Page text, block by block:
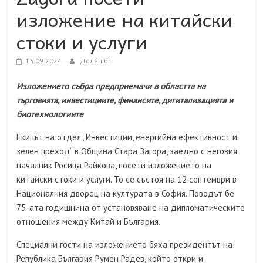
изложение на китайски
стоки и услуги
13.09.2024 Долап.бг
Изложението събра предприемачи в областта на
търговията, инвестициите, финансите, дигитализацията и
биотехнологиите
Екипът на отдел „Инвестиции, енергийна ефективност и
зелен преход“ в Община Стара Загора, заедно с неговия
началник Росица Райкова, посети изложението на
китайски стоки и услуги. То се състоя на 12 септември в
Националния дворец на културата в София. Поводът бе
75-ата годишнина от установяване на дипломатическите
отношения между Китай и България.
Специални гости на изложението бяха президентът на
Република България Румен Радев, който откри и